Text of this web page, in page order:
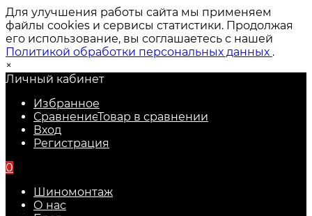
Для улучшения работы сайта мы применяем
файлы cookies и сервисы статистики. Продолжая
его использование, вы соглашаетесь с нашей
Политикой обработки персональных данных .
×
Личный кабинет
Избранное
СравнениеТовар в сравнении
Вход
Регистрация
0
Шиномонтаж
О нас